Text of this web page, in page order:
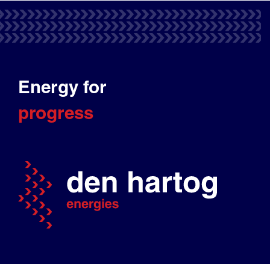
Energy for
progress